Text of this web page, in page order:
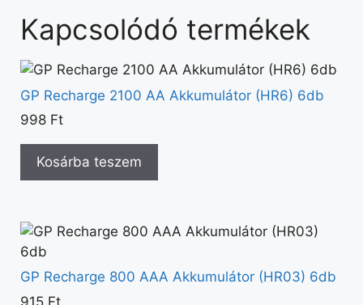
Kapcsolódó termékek
GP Recharge 2100 AA Akkumulátor (HR6) 6db
998 Ft
Kosárba teszem
GP Recharge 800 AAA Akkumulátor (HR03) 6db
915 Ft